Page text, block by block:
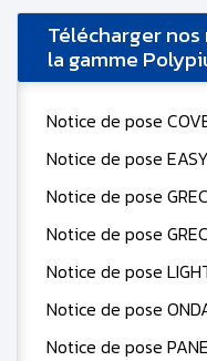
Télécharger
la gamme
Notice de pose
Notice de pose
Notice de pose
Notice de pose
Notice de pose
Notice de pose
Notice de pose